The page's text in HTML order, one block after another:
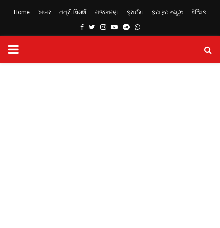
Home ખબર તંત્રી વિમર્શ રાજકારણ ક્રાઈમ ફટાફટ ન્યૂઝ વૈશ્વિક
Facebook
TwitterInstagram
YoutubeTelegram
Whatsapp
PRIMARY